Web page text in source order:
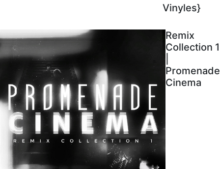
Vinyles}
Remix
Collection 1
Promenade
Cinema